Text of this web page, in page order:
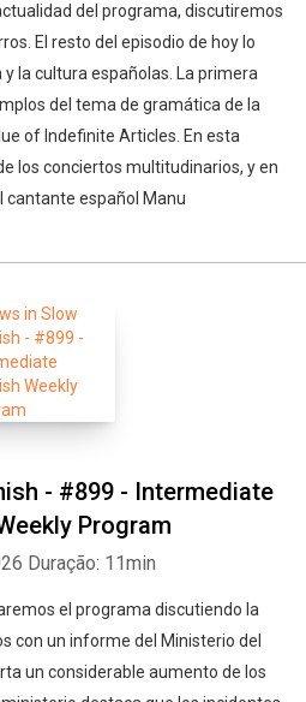
del programa, discutiremos
El resto del episodio de hoy lo
la cultura españolas. La primera
del tema de gramática de la
of Indefinite Articles. En esta
los conciertos multitudinarios, y en
cantante español Manu
- #899 - Intermediate
Program
Duração: 11min
el programa discutiendo la
con un informe del Ministerio del
un considerable aumento de los